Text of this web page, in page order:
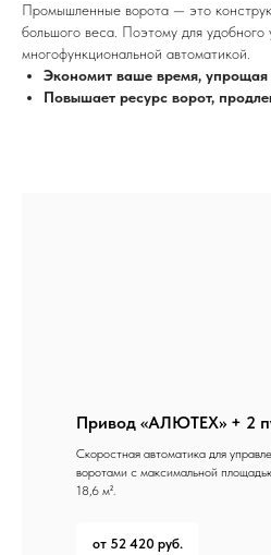
Промышленные ворота — это
большого веса. Поэтому для
многофункциональной автоматикой.
Экономит ваше время, упрощая
Повышает ресурс ворот,
Привод «АЛЮТЕХ» + 2
Скоростная автоматика для
воротами с максимальной
18,6 м².
от 52 420 руб.